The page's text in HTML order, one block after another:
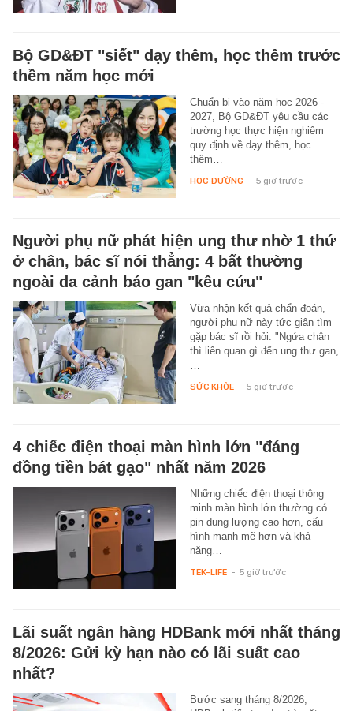
Bộ GD&ĐT "siết" dạy thêm, học thêm trước
thềm năm học mới
Chuẩn bị vào năm học 2026 -
2027, Bộ GD&ĐT yêu cầu các
trường học thực hiện nghiêm
quy định về dạy thêm, học
thêm…
HỌC ĐƯỜNG - 5 giờ trước
Người phụ nữ phát hiện ung thư nhờ 1 thứ
ở chân, bác sĩ nói thẳng: 4 bất thường
ngoài da cảnh báo gan "kêu cứu"
Vừa nhận kết quả chẩn đoán,
người phụ nữ này tức giận tìm
gặp bác sĩ rồi hỏi: "Ngứa chân
thì liên quan gì đến ung thư gan,
…
SỨC KHỎE - 5 giờ trước
4 chiếc điện thoại màn hình lớn "đáng
đồng tiền bát gạo" nhất năm 2026
Những chiếc điện thoại thông
minh màn hình lớn thường có
pin dung lượng cao hơn, cấu
hình mạnh mẽ hơn và khả
năng…
TEK-LIFE - 5 giờ trước
Lãi suất ngân hàng HDBank mới nhất tháng
8/2026: Gửi kỳ hạn nào có lãi suất cao
nhất?
Bước sang tháng 8/2026,